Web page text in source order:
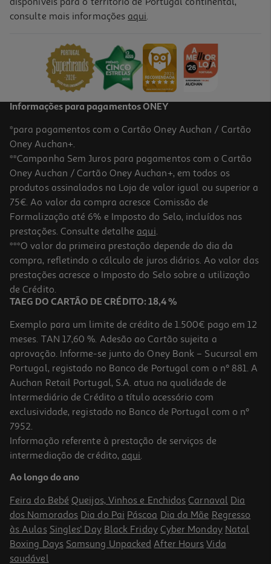
Comida Húmida Para Gato Auchan Pedaços Em Molho Com Aves
4.4
Comida Húmida Para Gato Auchan Pedaços Em Molho Com
Frango Com Peru E Com Legumes 400g
2.47 €/Kg
0,99 €
Comida Húmida Para Gato Auchan Pedaços Em Molho Com Peru
Com Pato E Com Legumes 400g
2.47 €/Kg
0,99 €
consulte mais informações aqui.
Informações para pagamentos ONEY
*para pagamentos com o Cartão Oney Auchan / Cartão
Oney Auchan+.
**Campanha Sem Juros para pagamentos com o Cartão
Oney Auchan / Cartão Oney Auchan+, em todos os
produtos assinalados na Loja de valor igual ou superior a
75€. Ao valor da compra acresce Comissão de
Formalização até 6% e Imposto do Selo, incluídos nas
prestações. Consulte detalhe aqui.
***O valor da primeira prestação depende do dia da
compra, refletindo o cálculo de juros diários. Ao valor das
prestações acresce o Imposto do Selo sobre a utilização
de Crédito.
TAEG DO CARTÃO DE CRÉDITO: 18,4 %
Exemplo para um limite de crédito de 1.500€ pago em 12
meses. TAN 17,60 %. Adesão ao Cartão sujeita a
aprovação. Informe-se junto do Oney Bank – Sucursal em
Portugal, registado no Banco de Portugal com o nº 881. A
Auchan Retail Portugal, S.A. atua na qualidade de
Intermediário de Crédito a título acessório com
exclusividade, registado no Banco de Portugal com o nº
7952.
Informação referente à prestação de serviços de
intermediação de crédito, aqui.
Ao longo do ano
Feira do Bebé Queijos, Vinhos e Enchidos Carnaval Dia
dos Namorados Dia do Pai Páscoa Dia da Mãe Regresso
às Aulas Singles' Day Black Friday Cyber Monday Natal
Boxing Days Samsung Unpacked After Hours Vida
saudável